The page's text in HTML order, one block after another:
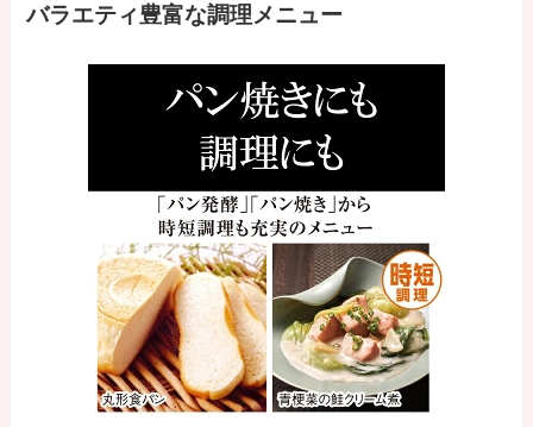
バラエティ豊富な調理メニュー